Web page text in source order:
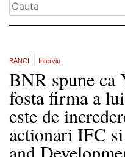
BANCI Interviu
BNR spune ca
fosta firma a
este de
actionari IFC